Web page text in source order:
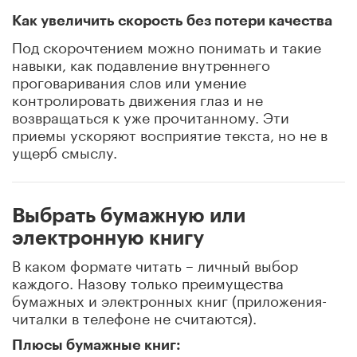
Как увеличить скорость без потери качества
Под скорочтением можно понимать и такие
навыки, как подавление внутреннего
проговаривания слов или умение
контролировать движения глаз и не
возвращаться к уже прочитанному. Эти
приемы ускоряют восприятие текста, но не в
ущерб смыслу.
Выбрать бумажную или
электронную книгу
В каком формате читать – личный выбор
каждого. Назову только преимущества
бумажных и электронных книг (приложения-
читалки в телефоне не считаются).
Плюсы бумажные книг: